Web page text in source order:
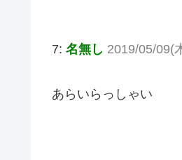
7: 名無し 2019/05/09(
あらいらっしゃい